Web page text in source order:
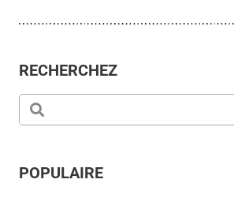
RECHERCHEZ
POPULAIRE